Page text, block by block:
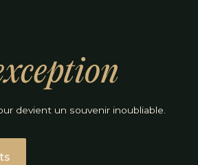
devient un souvenir inoubliable.